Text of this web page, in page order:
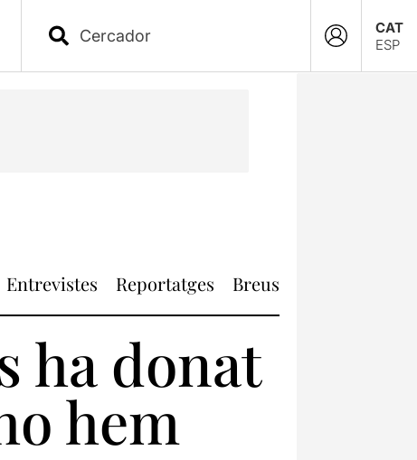
CAT
ESP
Entrevistes Reportatges Breus
ha donat
hem